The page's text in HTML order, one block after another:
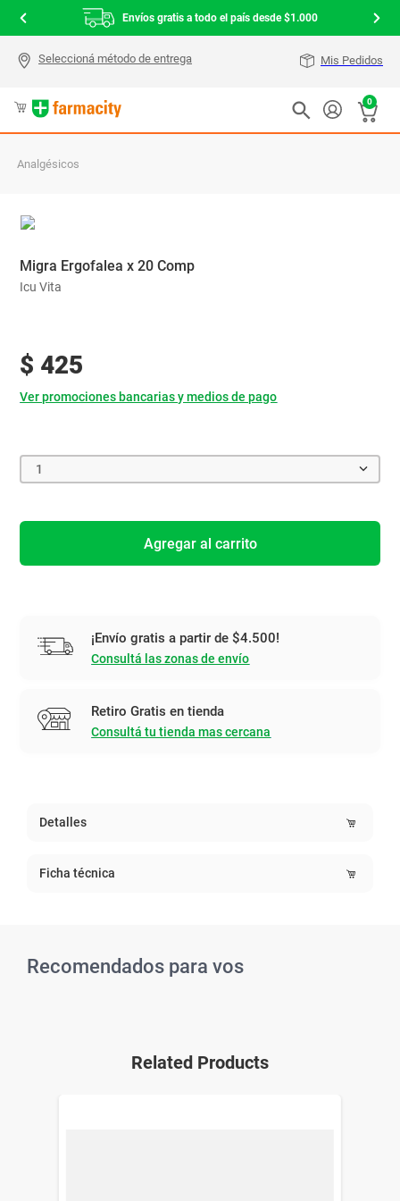
Envíos gratis a todo el país desde $1.000
Mis Pedidos
0
Analgésicos
Migra Ergofalea x 20 Comp
Icu Vita
$ 425
Ver promociones bancarias y medios de pago
1
Agregar al carrito
¡Envío gratis a partir de $4.500!
Consultá las zonas de envío
Retiro Gratis en tienda
Consultá tu tienda mas cercana
Detalles
Ficha técnica
Recomendados para vos
Related Products